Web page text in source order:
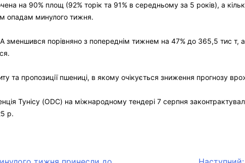
на 90% площ (92% торік та 91% в середньому за 5 років), а
опадам минулого тижня.
зменшився порівняно з попереднім тижнем на 47% до 365,5 тис
та пропозиції пшениці, в якому очікується зниження прогнозу
Тунісу (ODC) на міжнародному тендері 7 серпня
р.